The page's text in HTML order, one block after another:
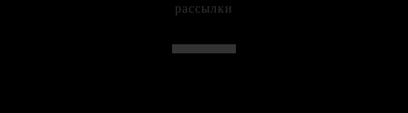
рассылки